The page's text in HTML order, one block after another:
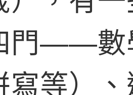
門——數
寫等）